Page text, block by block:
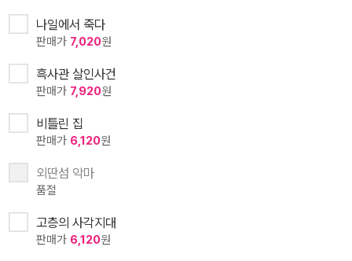
나일에서 죽다
판매가 7,020원
흑사관 살인사건
판매가 7,920원
비틀린 집
판매가 6,120원
외딴섬 악마
품절
고층의 사각지대
판매가 6,120원